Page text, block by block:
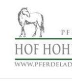
springen